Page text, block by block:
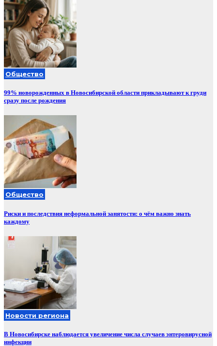
Общество
99% новорожденных в Новосибирской области прикладывают к груди
сразу после рождения
Общество
Риски и последствия неформальной занятости: о чём важно знать
каждому
Новости региона
В Новосибирске наблюдается увеличение числа случаев энтеровирусной
инфекции